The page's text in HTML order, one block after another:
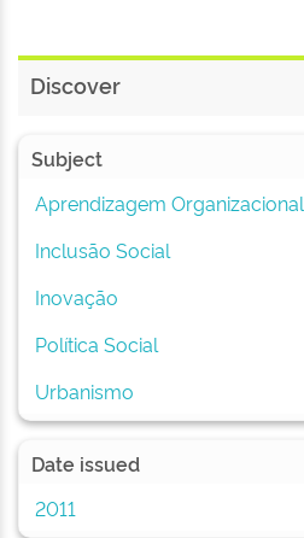
Discover
Subject
Aprendizagem Organizacional
Inclusão Social
Inovação
Política Social
Urbanismo
Date issued
2011